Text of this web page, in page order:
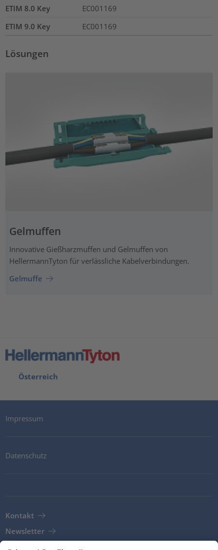
ETIM 8.0 Key
EC001169
ETIM 9.0 Key
EC001169
Lösungen
Gelmuffen
Innovative Gießharzmuffen und Gelmuffen von
HellermannTyton für verlässliche Kabelverbindungen.
Gelmuffe
Österreich
Impressum
Datenschutz
Kontakt
Newsletter